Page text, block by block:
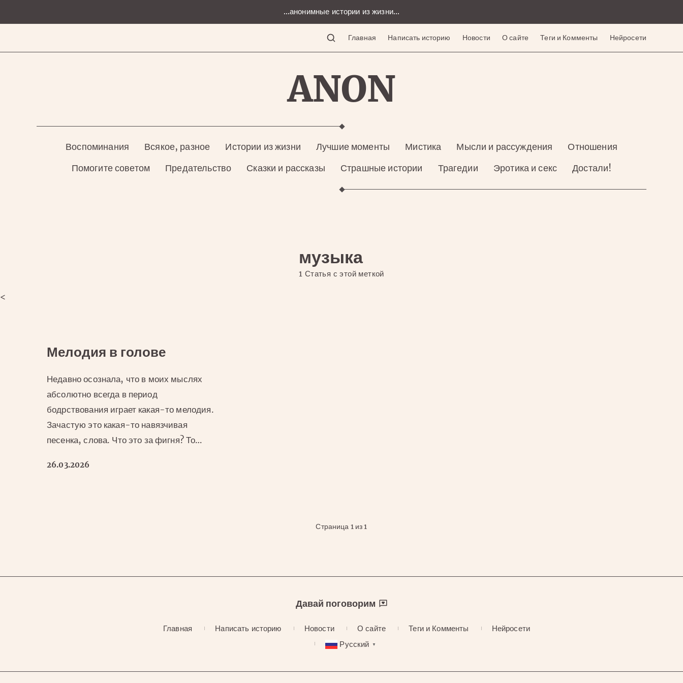
к
...анонимные истории из жизни...
Главная Написать историю Новости О сайте Теги и Комменты Нейросети
ANON
Воспоминания Всякое, разное Истории из жизни Лучшие моменты Мистика Мысли и рассуждения
Отношения
Помогите советом
Предательство Сказки и рассказы Страшные истории Трагедии Эротика и секс Достали!
музыка
1 Статья с этой меткой
<
Мелодия в голове
Недавно осознала, что в моих мыслях
абсолютно всегда в период
бодрствования играет какая-то мелодия.
Зачастую это какая-то навязчивая
песенка, слова. Что это за фигня? То…
26.03.2026
Страница 1 из 1
Давай поговорим
Главная Написать историю Новости О сайте Теги и Комменты
Нейросети
Русский
▼